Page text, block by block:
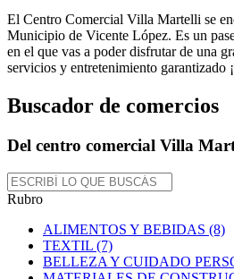
El Centro Comercial Villa Martelli se
Municipio de Vicente López. Es un
en el que vas a poder disfrutar de una
servicios y entretenimiento garantizado
Buscador de comercios
Del centro comercial Villa
Rubro
ALIMENTOS Y BEBIDAS (8)
TEXTIL (7)
BELLEZA Y CUIDADO